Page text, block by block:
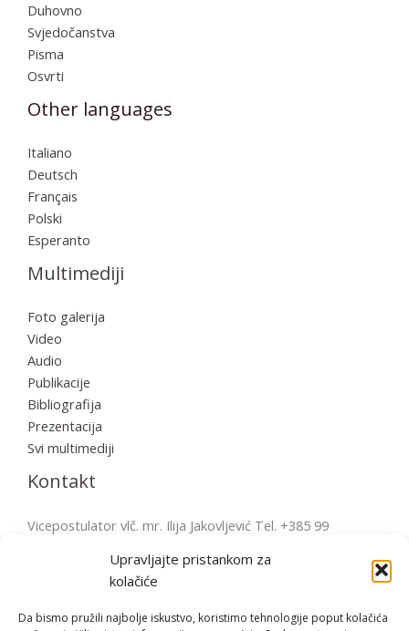
Upravljajte pristankom za
kolačiće
Da bismo pružili najbolje iskustvo, koristimo tehnologije poput kolačića
Duhovno
Svjedočanstva
Pisma
Osvrti
Other languages
Italiano
Deutsch
Français
Polski
Esperanto
Multimediji
Foto galerija
Video
Audio
Publikacije
Bibliografija
Prezentacija
Svi multimediji
Kontakt
Vicepostulator vlč. mr. Ilija Jakovljević Tel. +385 99
Fažana Župni trg 4, 52212 Fažana, Hrvatska